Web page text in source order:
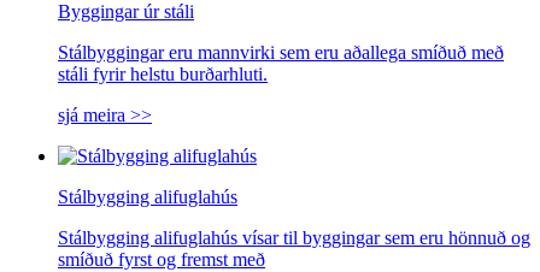
Byggingar úr stáli
Stálbyggingar eru mannvirki sem eru aðallega smíðuð með
stáli fyrir helstu burðarhluti.
sjá meira >>
Stálbygging alifuglahús
Stálbygging alifuglahús vísar til byggingar sem eru hönnuð og
smíðuð fyrst og fremst með